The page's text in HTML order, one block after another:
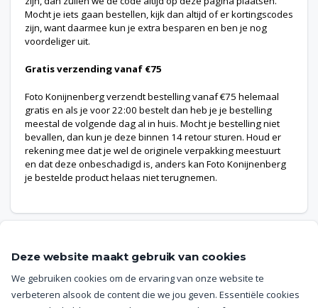
Mocht je iets gaan bestellen, kijk dan altijd of er kortingscodes
zijn, want daarmee kun je extra besparen en ben je nog
voordeliger uit.
Gratis verzending vanaf €75
Foto Konijnenberg verzendt bestelling vanaf €75 helemaal
gratis en als je voor 22:00 bestelt dan heb je je bestelling
meestal de volgende dag al in huis. Mocht je bestelling niet
bevallen, dan kun je deze binnen 14 retour sturen. Houd er
rekening mee dat je wel de originele verpakking meestuurt
en dat deze onbeschadigd is, anders kan Foto Konijnenberg
je bestelde product helaas niet terugnemen.
Help
Deze website maakt gebruik van cookies
We gebruiken cookies om de ervaring van onze website te
verbeteren alsook de content die we jou geven. Essentiële cookies